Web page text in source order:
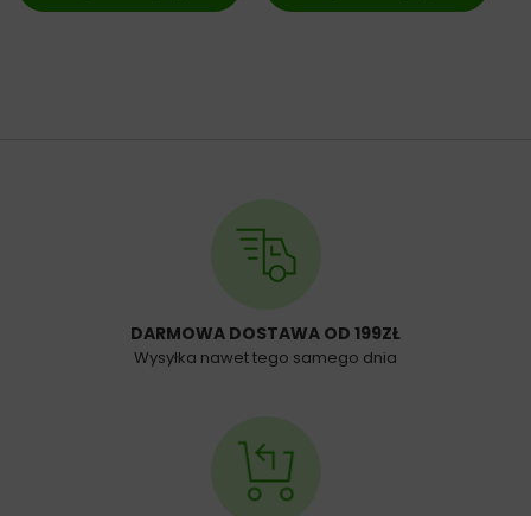
DARMOWA DOSTAWA OD 199ZŁ
Wysyłka nawet tego samego dnia